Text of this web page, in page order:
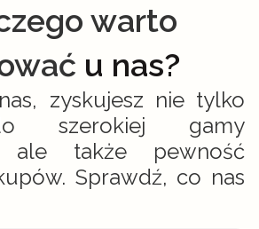
warto
u nas?
zyskujesz nie tylko
szerokiej gamy
ale także pewność
Sprawdź, co nas